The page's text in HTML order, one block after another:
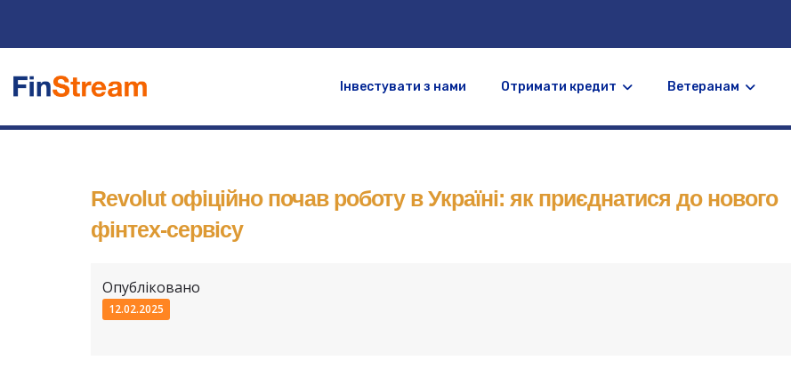
Інвестувати з нами Отримати кредит Ветеранам
Revolut офіційно почав роботу в Україні: як приєднатися до нового
фінтех-сервісу
Опубліковано
12.02.2025